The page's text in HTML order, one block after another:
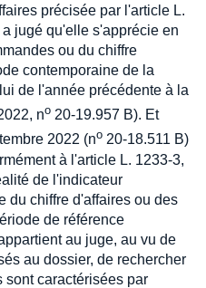
précisée par l'article L.
jugé qu'elle s'apprécie en
ou du chiffre
contemporaine de la
de l'année précédente à la
no 20-19.957 B). Et
2022 (no 20-18.511 B)
à l'article L. 1233-3,
de l'indicateur
du chiffre d'affaires ou des
de référence
au juge, au vu de
au dossier, de rechercher
caractérisées par